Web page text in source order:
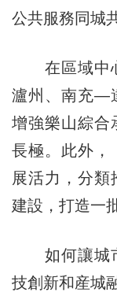
公共服務同城
在區域中心
瀘州、南充—
增強樂山綜合
長極。此外，
展活力，分類
建設，打造一
如何讓城市
技創新和産城